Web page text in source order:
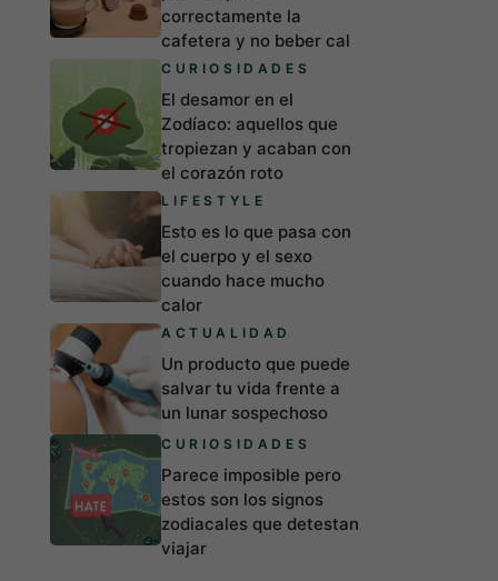
correctamente la
cafetera y no beber cal
CURIOSIDADES
El desamor en el
Zodíaco: aquellos que
tropiezan y acaban con
el corazón roto
LIFESTYLE
Esto es lo que pasa con
el cuerpo y el sexo
cuando hace mucho
calor
ACTUALIDAD
Un producto que puede
salvar tu vida frente a
un lunar sospechoso
CURIOSIDADES
Parece imposible pero
estos son los signos
zodiacales que detestan
viajar